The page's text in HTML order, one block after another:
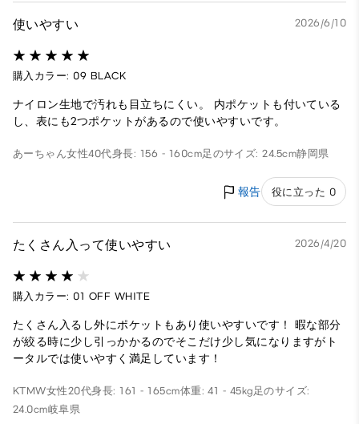
使いやすい 2026/6/10
購入カラー: 09 BLACK
ナイロン生地で汚れも目立ちにくい。 内ポケットも付いている
し、表にも2つポケットがあるので使いやすいです。
あーちゃん女性40代身長: 156 - 160cm足のサイズ: 24.5cm静岡県
報告 役に立った 0
たくさん入って使いやすい 2026/4/20
購入カラー: 01 OFF WHITE
たくさん入るし外にポケットもあり使いやすいです！ 暇な部分
が絞る時に少し引っかかるのでそこだけ少し気になりますがト
ータルでは使いやすく満足しています！
KTMW女性20代身長: 161 - 165cm体重: 41 - 45kg足のサイズ:
24.0cm岐阜県